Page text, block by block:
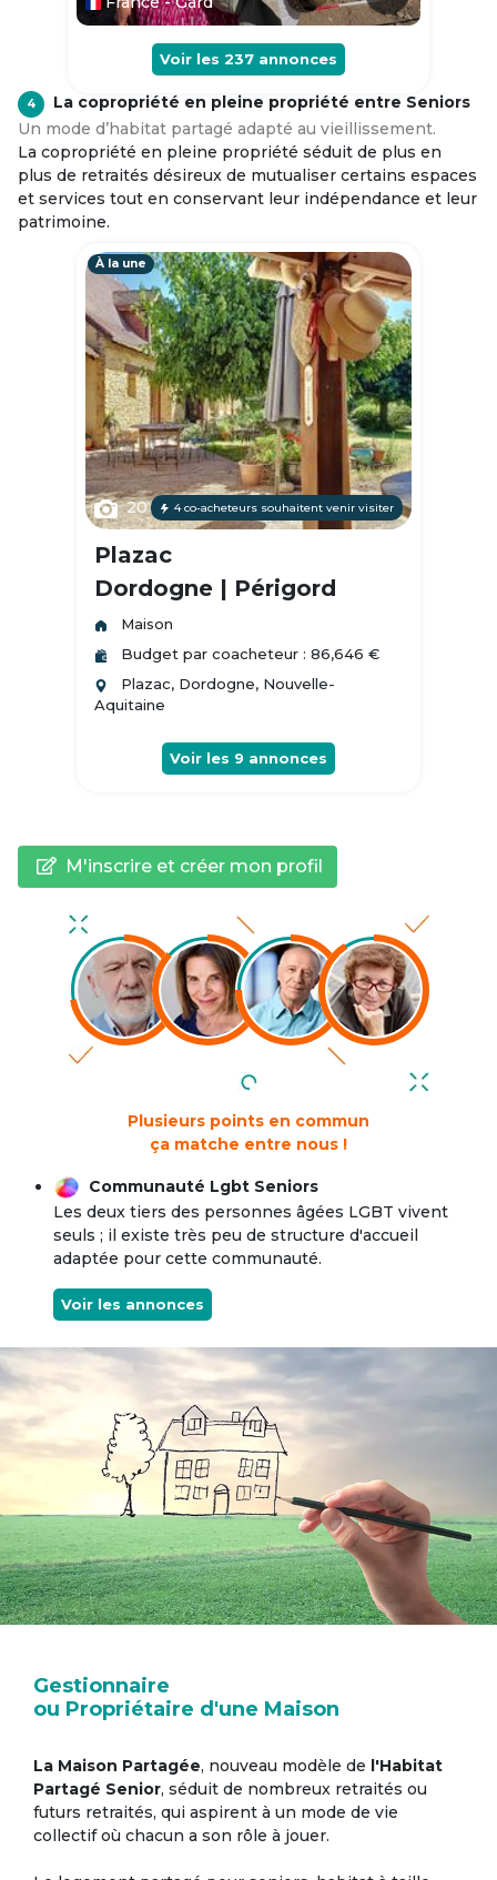
Voir les 237 annonces
4
La copropriété en pleine propriété entre Seniors
Un mode d’habitat partagé adapté au vieillissement.
La copropriété en pleine propriété séduit de plus en
plus de retraités désireux de mutualiser certains espaces
et services tout en conservant leur indépendance et leur
patrimoine.
À la une
20 4 co-acheteurs souhaitent venir visiter
Plazac
Dordogne | Périgord
Maison
Budget par coacheteur : 86,646 €
Plazac, Dordogne, Nouvelle-
Aquitaine
Voir les 9 annonces
M'inscrire et créer mon profil
Plusieurs points en commun
ça matche entre nous !
Communauté Lgbt Seniors
Les deux tiers des personnes âgées LGBT vivent
seuls ; il existe très peu de structure d'accueil
adaptée pour cette communauté.
Voir les annonces
Gestionnaire
ou Propriétaire d'une Maison
La Maison Partagée, nouveau modèle de l'Habitat
Partagé Senior, séduit de nombreux retraités ou
futurs retraités, qui aspirent à un mode de vie
collectif où chacun a son rôle à jouer.